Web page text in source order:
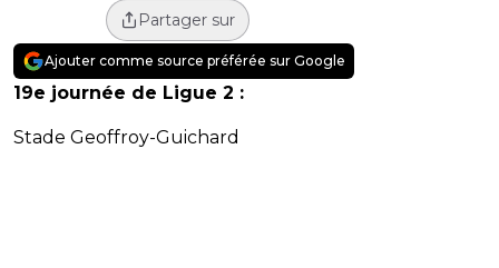
Partager sur
Ajouter comme source préférée sur Google
19e journée de Ligue 2 :
Stade Geoffroy-Guichard